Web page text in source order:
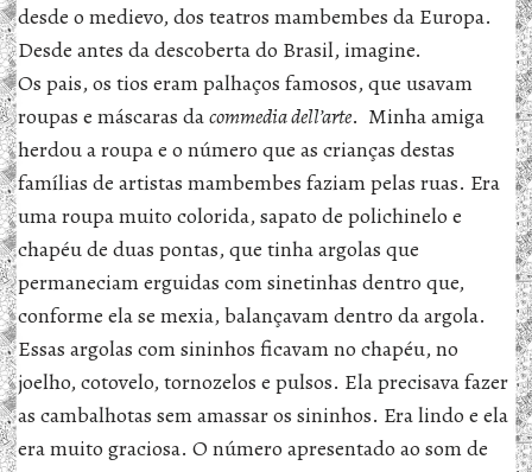
desde o medievo, dos teatros mambembes da Europa.
Desde antes da descoberta do Brasil, imagine.
Os pais, os tios eram palhaços famosos, que usavam
roupas e máscaras dacommedia dell’arte. Minha amiga
herdou a roupa e o número que as crianças destas
famílias de artistas mambembes faziam pelas ruas. Era
uma roupa muito colorida, sapato de polichinelo e
chapéu de duas pontas, que tinha argolas que
permaneciam erguidas com sinetinhas dentro que,
conforme ela se mexia, balançavam dentro da argola.
Essas argolas com sininhos ficavam no chapéu, no
joelho, cotovelo, tornozelos e pulsos. Ela precisava fazer
as cambalhotas sem amassar os sininhos. Era lindo e ela
era muito graciosa. O número apresentado ao som de